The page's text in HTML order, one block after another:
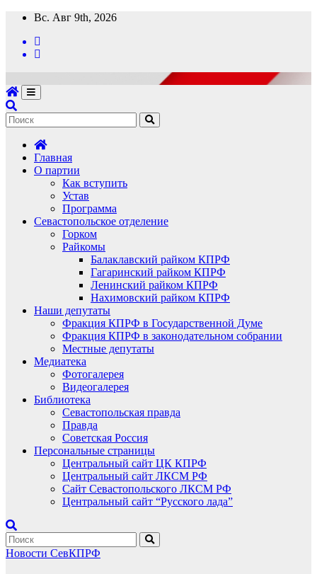
Перейти
содержимому
Вс. Авг 9th, 2026
Главная
О партии
Как вступить
Устав
Программа
Севастопольское отделение
Горком
Райкомы
Балаклавский райком КПРФ
Гагаринский райком КПРФ
Ленинский райком КПРФ
Нахимовский райком КПРФ
Наши депутаты
Фракция КПРФ в Государственной Думе
Фракция КПРФ в законодательном собрании
Местные депутаты
Медиатека
Фотогалерея
Видеогалерея
Библиотека
Севастопольская правда
Правда
Советская Россия
Персональные страницы
Центральный сайт ЦК КПРФ
Центральный сайт ЛКСМ РФ
Сайт Севастопольского ЛКСМ РФ
Центральный сайт “Русского лада”
Новости СевКПРФ